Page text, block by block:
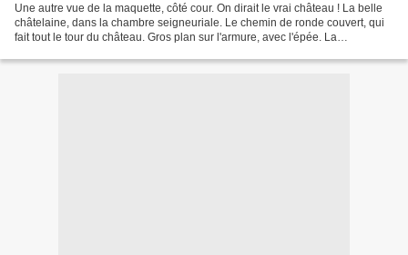
Une autre vue de la maquette, côté cour. On dirait le vrai château ! La belle
châtelaine, dans la chambre seigneuriale. Le chemin de ronde couvert, qui
fait tout le tour du château. Gros plan sur l'armure, avec l'épée. La